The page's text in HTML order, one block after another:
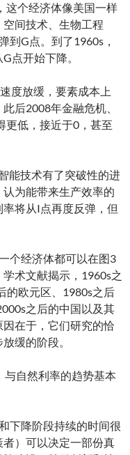
这个经济体像美国一样
间技术、生物工程
到G点。到了1960s，
点开始下降。
度放缓，要素成本上
后2008年金融危机、
更低，接近于0，甚至
能技术有了突破性的进
为能带来生产效率的
将从I点再度反弹，但
个经济体都可以在图3
术文献揭示，1960s之
的欧元区、1980s之后
之后的中国以及其
在于，它们研究的恰
缓的阶段。
与自然利率的趋势基本
下降阶段持续的时间很
）可以决定一部份真